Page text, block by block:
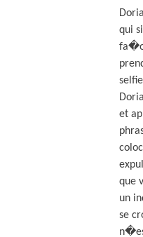
qui
et
que
un
se